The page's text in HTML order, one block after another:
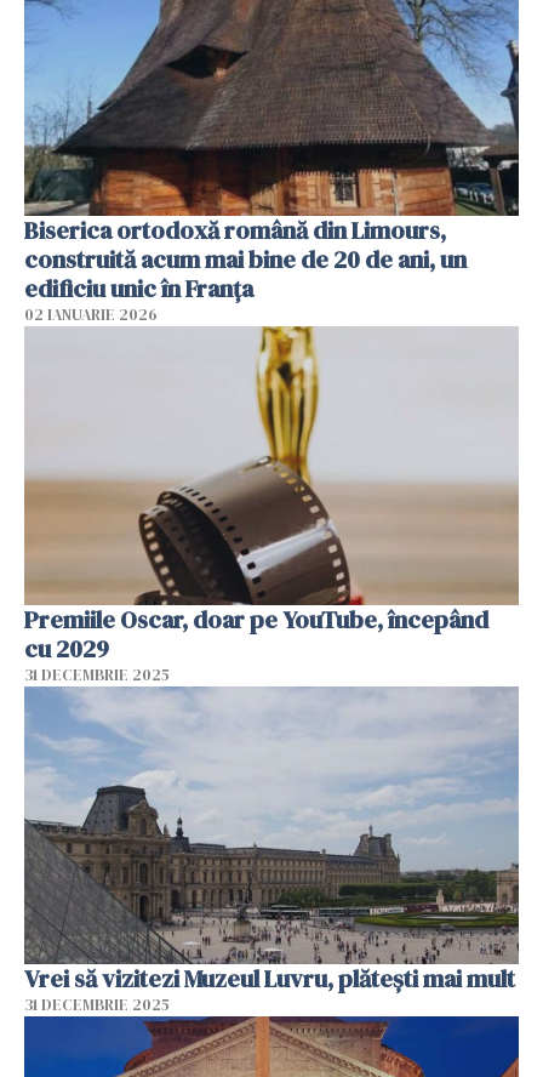
Biserica ortodoxă română din Limours,
construită acum mai bine de 20 de ani, un
edificiu unic în Franţa
02 IANUARIE 2026
Premiile Oscar, doar pe YouTube, începând
cu 2029
31 DECEMBRIE 2025
Vrei să vizitezi Muzeul Luvru, plătești mai mult
31 DECEMBRIE 2025